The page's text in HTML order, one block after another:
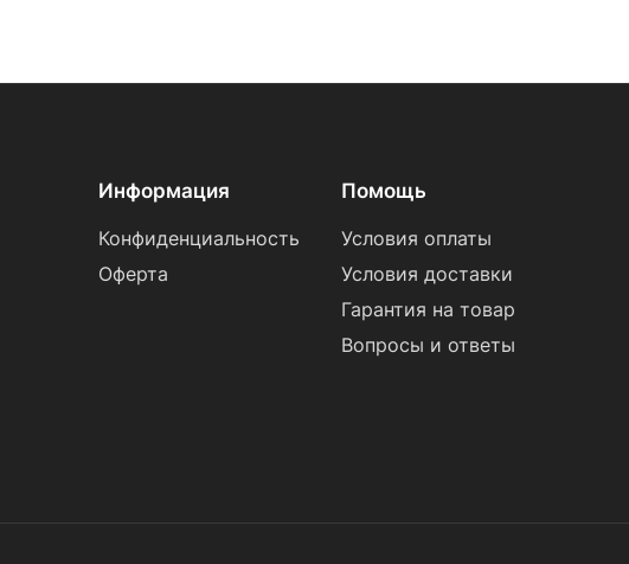
Информация
Конфиденциальность
Оферта
Помощь
Условия оплаты
Условия доставки
Гарантия на товар
Вопросы и ответы